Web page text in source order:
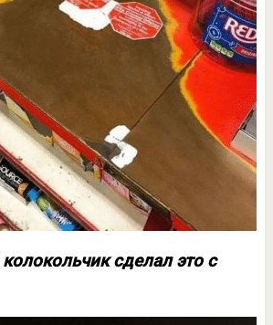
сделал это с